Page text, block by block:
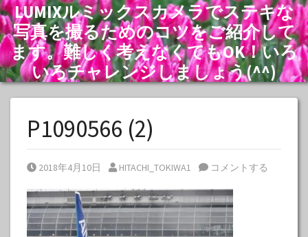
LUMIXルミックスカメラでステキな
写真を撮るためのコツをご紹介して
ます。難しく考えなくてもOK！いろ
いろチャレンジしましょう(^^)
P1090566 (2)
Posted on
2018年4月10日 Posted by
HITACHI_TOKIWA1 コメントする